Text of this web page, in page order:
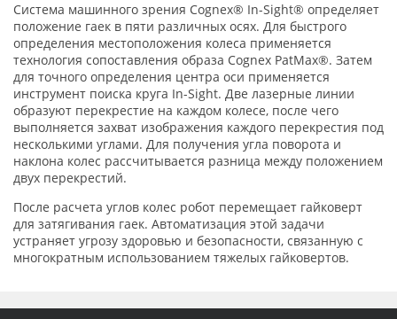
Система машинного зрения Cognex® In-Sight® определяет
положение гаек в пяти различных осях. Для быстрого
определения местоположения колеса применяется
технология сопоставления образа Cognex PatMax®. Затем
для точного определения центра оси применяется
инструмент поиска круга In-Sight. Две лазерные линии
образуют перекрестие на каждом колесе, после чего
выполняется захват изображения каждого перекрестия под
несколькими углами. Для получения угла поворота и
наклона колес рассчитывается разница между положением
двух перекрестий.
После расчета углов колес робот перемещает гайковерт
для затягивания гаек. Автоматизация этой задачи
устраняет угрозу здоровью и безопасности, связанную с
многократным использованием тяжелых гайковертов.